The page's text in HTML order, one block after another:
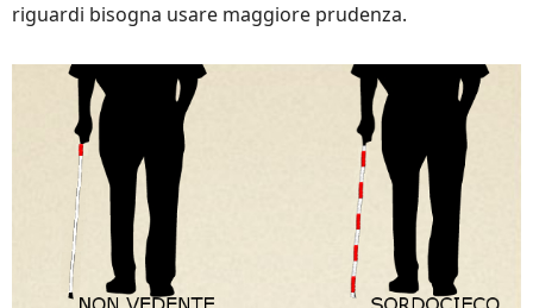
riguardi bisogna usare maggiore prudenza.